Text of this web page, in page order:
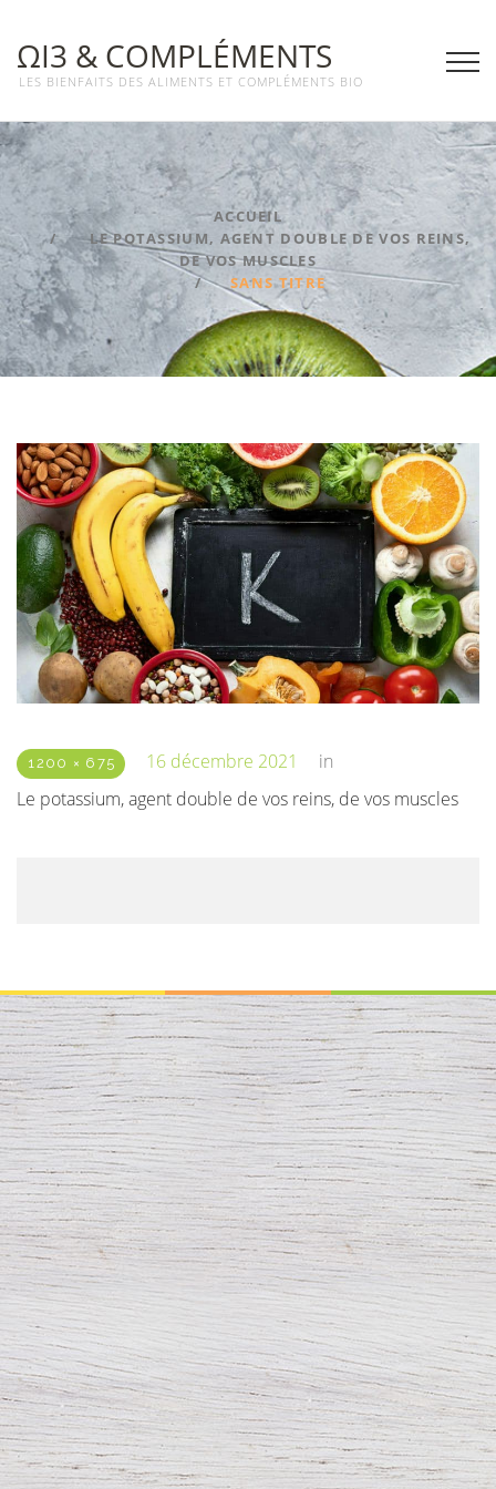
ΩΙ3 & COMPLÉMENTS
LES BIENFAITS DES ALIMENTS ET COMPLÉMENTS BIO
ACCUEIL
LE POTASSIUM, AGENT DOUBLE DE VOS REINS,
DE VOS MUSCLES
SANS TITRE
1200 × 675 16 décembre 2021
in
Le potassium, agent double de vos reins, de vos muscles